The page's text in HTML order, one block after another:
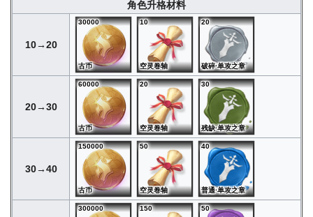
角色升格材料
10→20
30000
古币
10
空灵卷轴
20
破碎·单攻之章
20→30
60000
古币
20
空灵卷轴
30
残缺·单攻之章
30→40
150000
古币
50
空灵卷轴
40
普通·单攻之章
300000 150 50